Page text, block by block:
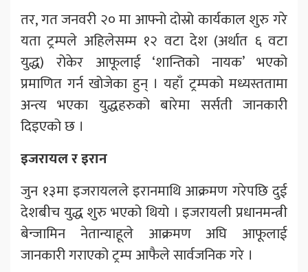
तर, गत जनवरी २० मा आफ्नो दोस्रो कार्यकाल शुरु गरे
यता ट्रम्पले अहिलेसम्म १२ वटा देश (अर्थात ६ वटा
युद्ध) रोकेर आफूलाई ‘शान्तिको नायक’ भएको
प्रमाणित गर्न खोजेका हुन् । यहाँ ट्रम्पको मध्यस्ततामा
अन्त्य भएका युद्धहरुको बारेमा सर्सती जानकारी
दिइएको छ ।
इजरायल र इरान
जुन १३मा इजरायलले इरानमाथि आक्रमण गरेपछि दुई
देशबीच युद्ध शुरु भएको थियो । इजरायली प्रधानमन्त्री
बेन्जामिन नेतान्याहूले आक्रमण अघि आफूलाई
जानकारी गराएको ट्रम्प आफैले सार्वजनिक गरे ।